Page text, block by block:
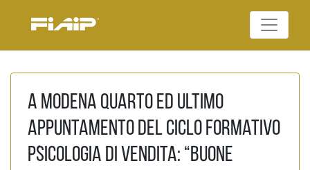
Federazione Italiana
A Modena quarto ed ultimo
appuntamento del ciclo formativo
Psicologia di vendita: “Buone